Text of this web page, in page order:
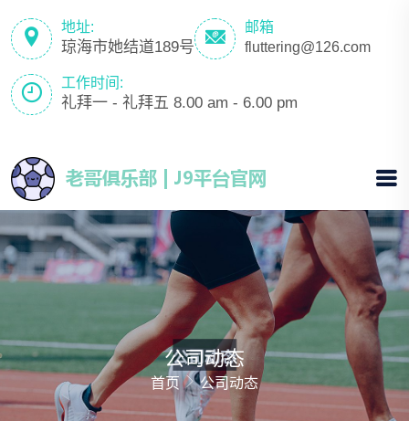
地址:
琼海市她结道189号
邮箱
fluttering@126.com
工作时间:
礼拜一 - 礼拜五 8.00 am - 6.00 pm
公司动态
首页 公司动态